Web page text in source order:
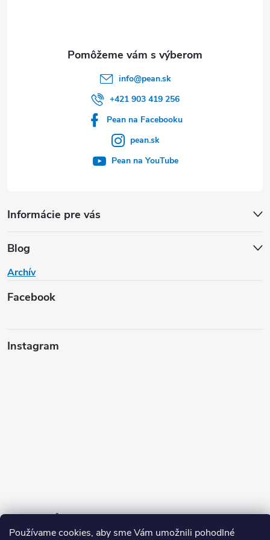
Používame cookies, aby sme Vám umožnili pohodlné
Informácie pre vás
Blog
Archív
Facebook
info@pean.sk
+421 903 419 256
Pean na Facebooku
pean.sk
Pean na YouTube
Instagram
Sledovať na Instagrame